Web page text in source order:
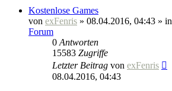
Kostenlose Games
von exFenris » 08.04.2016, 04:43 » in
Forum
0 Antworten
15583 Zugriffe
Letzter Beitrag von exFenris
08.04.2016, 04:43